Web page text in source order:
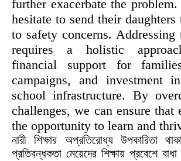
further exacerbate the
hesitate to send their daughters
to safety concerns. Addressing
requires a holistic
financial support for
campaigns, and investment
school infrastructure. By
challenges, we can ensure that
the opportunity to learn and
নারী শিক্ষার অপ্রতিরোধ্য উপকারিতা
প্রতিবন্ধকতা মেয়েদের শিক্ষায় প্রবেশে বাধা